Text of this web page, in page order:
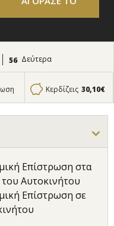
55 Δεύτερα
Κερδίζεις 30,10€
Επίστρωση στα
Αυτοκινήτου
Επίστρωση σε